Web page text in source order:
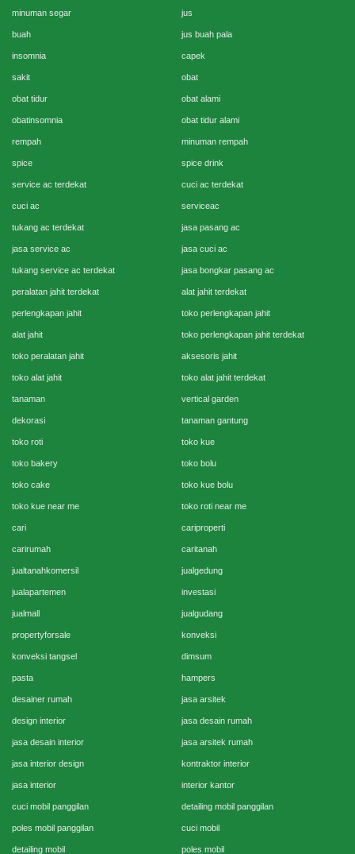
minuman segar jus
buah jus buah pala
insomnia capek
sakit obat
obat tidur obat alami
obatinsomnia obat tidur alami
rempah minuman rempah
spice spice drink
service ac terdekat cuci ac terdekat
cuci ac serviceac
tukang ac terdekat jasa pasang ac
jasa service ac jasa cuci ac
tukang service ac terdekat jasa bongkar pasang ac
peralatan jahit terdekat alat jahit terdekat
perlengkapan jahit toko perlengkapan jahit
alat jahit toko perlengkapan jahit terdekat
toko peralatan jahit aksesoris jahit
toko alat jahit toko alat jahit terdekat
tanaman vertical garden
dekorasi tanaman gantung
toko roti toko kue
toko bakery toko bolu
toko cake toko kue bolu
toko kue near me toko roti near me
cari cariproperti
carirumah caritanah
jualtanahkomersil jualgedung
jualapartemen investasi
jualmall jualgudang
propertyforsale konveksi
konveksi tangsel dimsum
pasta hampers
desainer rumah jasa arsitek
design interior jasa desain rumah
jasa desain interior jasa arsitek rumah
jasa interior design kontraktor interior
jasa interior interior kantor
cuci mobil panggilan detailing mobil panggilan
poles mobil panggilan cuci mobil
detailing mobil poles mobil